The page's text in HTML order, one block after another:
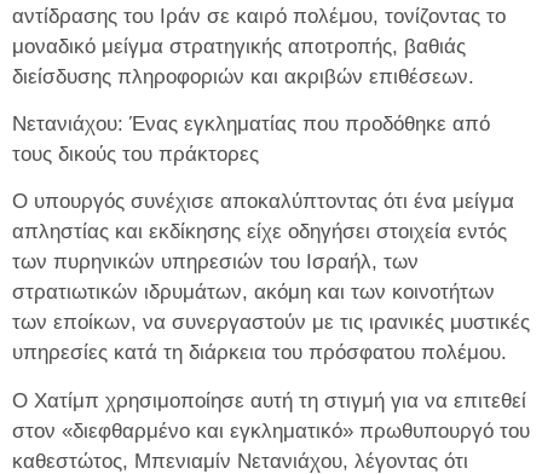
αντίδρασης του Ιράν σε καιρό πολέμου, τονίζοντας το
μοναδικό μείγμα στρατηγικής αποτροπής, βαθιάς
διείσδυσης πληροφοριών και ακριβών επιθέσεων.
Νετανιάχου: Ένας εγκληματίας που προδόθηκε από
τους δικούς του πράκτορες
Ο υπουργός συνέχισε αποκαλύπτοντας ότι ένα μείγμα
απληστίας και εκδίκησης είχε οδηγήσει στοιχεία εντός
των πυρηνικών υπηρεσιών του Ισραήλ, των
στρατιωτικών ιδρυμάτων, ακόμη και των κοινοτήτων
των εποίκων, να συνεργαστούν με τις ιρανικές μυστικές
υπηρεσίες κατά τη διάρκεια του πρόσφατου πολέμου.
Ο Χατίμπ χρησιμοποίησε αυτή τη στιγμή για να επιτεθεί
στον «διεφθαρμένο και εγκληματικό» πρωθυπουργό του
καθεστώτος, Μπενιαμίν Νετανιάχου, λέγοντας ότι